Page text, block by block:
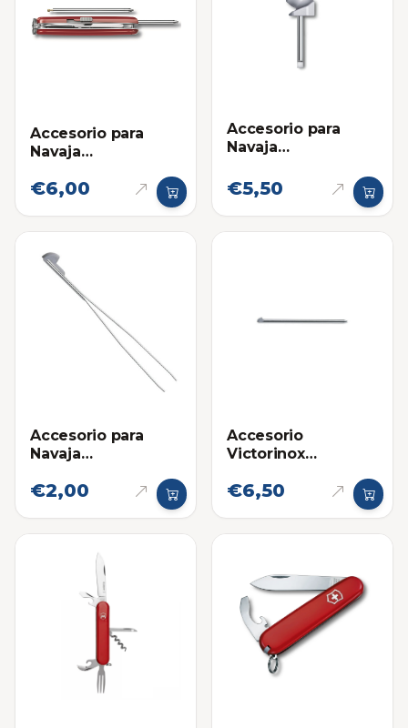
Accesorio para
Navaja
Bolígrafo Corto
€6,00
Accesorio para
Navaja
Destornillador
Victorinox
€5,50
Accesorio para
Navaja
Pinza Victorinox
€2,00
Accesorio
Victorinox
para Navaja
€6,50